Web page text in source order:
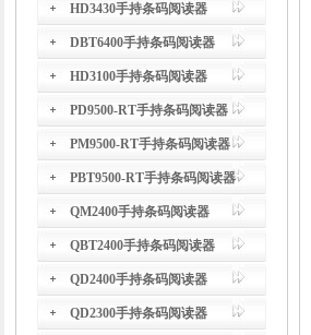
HD3430手持条码阅读器
DBT6400手持条码阅读器
HD3100手持条码阅读器
PD9500-RT手持条码阅读器
PM9500-RT手持条码阅读器
PBT9500-RT手持条码阅读器
QM2400手持条码阅读器
QBT2400手持条码阅读器
QD2400手持条码阅读器
QD2300手持条码阅读器